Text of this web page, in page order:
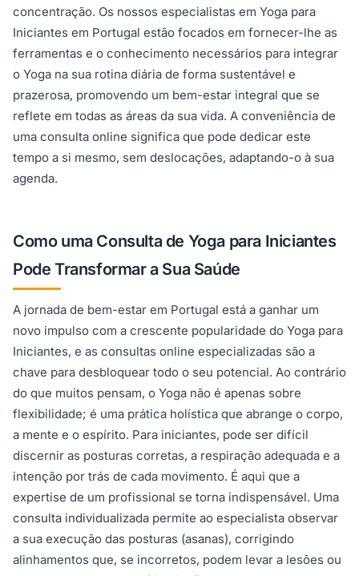
concentração. Os nossos especialistas em Yoga para
Iniciantes em Portugal estão focados em fornecer-lhe as
ferramentas e o conhecimento necessários para integrar
o Yoga na sua rotina diária de forma sustentável e
prazerosa, promovendo um bem-estar integral que se
reflete em todas as áreas da sua vida. A conveniência de
uma consulta online significa que pode dedicar este
tempo a si mesmo, sem deslocações, adaptando-o à sua
agenda.
Como uma Consulta de Yoga para Iniciantes
Pode Transformar a Sua Saúde
A jornada de bem-estar em Portugal está a ganhar um
novo impulso com a crescente popularidade do Yoga para
Iniciantes, e as consultas online especializadas são a
chave para desbloquear todo o seu potencial. Ao contrário
do que muitos pensam, o Yoga não é apenas sobre
flexibilidade; é uma prática holística que abrange o corpo,
a mente e o espírito. Para iniciantes, pode ser difícil
discernir as posturas corretas, a respiração adequada e a
intenção por trás de cada movimento. É aqui que a
expertise de um profissional se torna indispensável. Uma
consulta individualizada permite ao especialista observar
a sua execução das posturas (asanas), corrigindo
alinhamentos que, se incorretos, podem levar a lesões ou